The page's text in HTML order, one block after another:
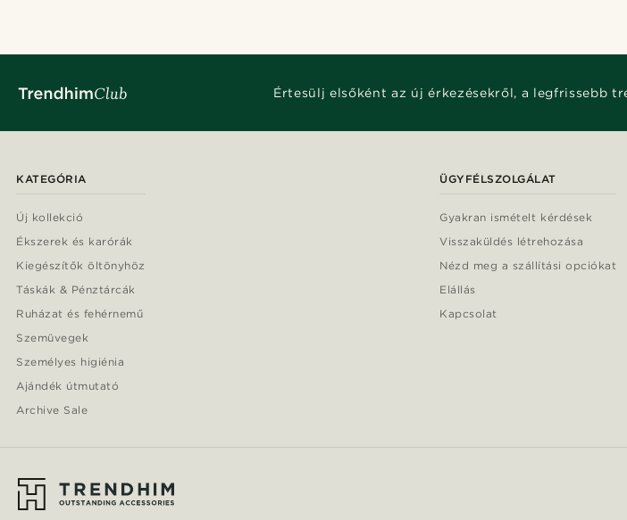
Értesülj elsőként az új érkezésekről, a legfrissebb
KATEGÓRIA
Új kollekció
Ékszerek és karórák
Kiegészítők öltönyhöz
Táskák & Pénztárcák
Ruházat és fehérnemű
Szemüvegek
Személyes higiénia
Ajándék útmutató
Archive Sale
ÜGYFÉLSZOLGÁLAT
Gyakran ismételt kérdések
Visszaküldés létrehozása
Nézd meg a szállítási opciókat
Elállás
Kapcsolat